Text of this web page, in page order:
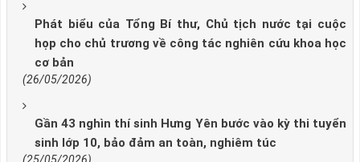
Phát biểu của Tổng Bí thư, Chủ tịch nước tại cuộc
họp cho chủ trương về công tác nghiên cứu khoa học
cơ bản
(26/05/2026)
Gần 43 nghìn thí sinh Hưng Yên bước vào kỳ thi tuyển
sinh lớp 10, bảo đảm an toàn, nghiêm túc